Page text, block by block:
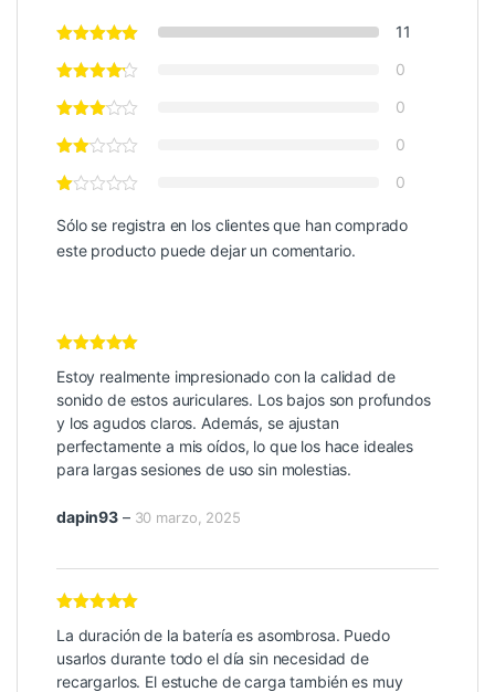
11
0
0
0
0
Sólo se registra en los clientes que han comprado
este producto puede dejar un comentario.
5de 5
Estoy realmente impresionado con la calidad de
sonido de estos auriculares. Los bajos son profundos
y los agudos claros. Además, se ajustan
perfectamente a mis oídos, lo que los hace ideales
para largas sesiones de uso sin molestias.
dapin93 – 30 marzo, 2025
5de 5
La duración de la batería es asombrosa. Puedo
usarlos durante todo el día sin necesidad de
recargarlos. El estuche de carga también es muy